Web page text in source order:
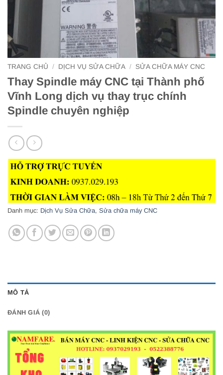
TRANG CHỦ / DỊCH VỤ SỬA CHỮA / SỬA CHỮA MÁY CNC
Thay Spindle máy CNC tại Thành phố
Vĩnh Long dịch vụ thay trục chính
Spindle chuyên nghiệp
Danh mục: Dịch Vụ Sửa Chữa, Sửa chữa máy CNC
MÔ TẢ
ĐÁNH GIÁ (0)